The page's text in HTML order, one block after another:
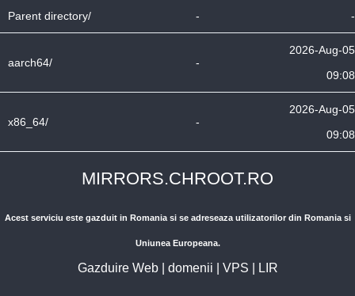
Parent directory/ - -
aarch64/ -
2026-Aug-05
09:08
x86_64/ -
2026-Aug-05
09:08
MIRRORS.CHROOT.RO
Acest serviciu este gazduit in Romania si se adreseaza utilizatorilor din Romania si
Uniunea Europeana.
Gazduire Web| domenii VPS LIR